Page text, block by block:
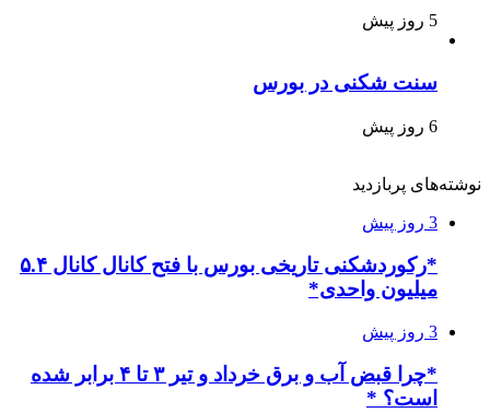
5 روز پیش
سنت شکنی در بورس
6 روز پیش
نوشته‌های پربازدید
3 روز پیش
*رکوردشکنی تاریخی بورس با فتح کانال کانال ۵.۴
میلیون واحدی*
3 روز پیش
*چرا قبض آب و برق خرداد و تیر ۳ تا ۴ برابر شده
است؟ *